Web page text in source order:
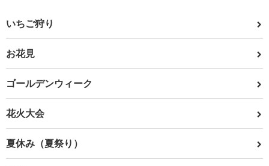
いちご狩り
お花見
ゴールデンウィーク
花火大会
夏休み（夏祭り）